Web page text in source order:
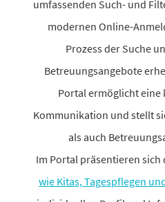
umfas­senden Such- und
modernen Online-
Prozess der Suche
Betreuungsangebote
Portal ermög­licht
Kommunikation und stellt
als auch
Im Portal präsen­tieren sich
wie Kitas, Tagespflegen